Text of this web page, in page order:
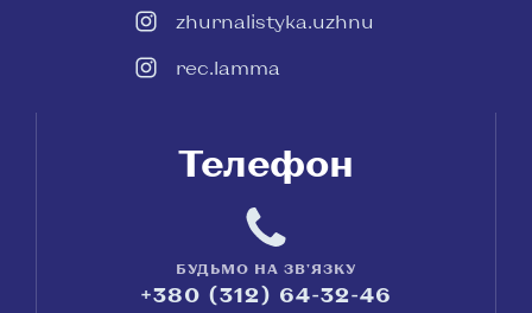
zhurnalistyka.uzhnu
rec.lamma
Телефон
БУДЬМО НА ЗВ'ЯЗКУ
+380 (312) 64-32-46